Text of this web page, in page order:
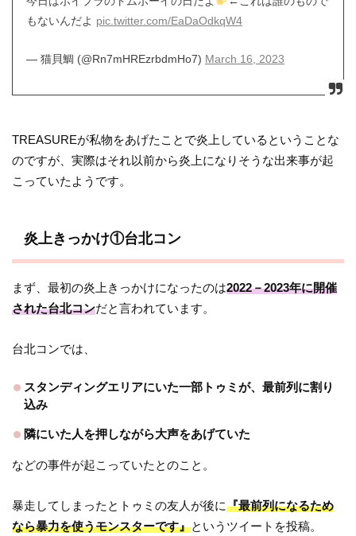
もないんだよ pic.twitter.com/EaDaOdkqW4
— 猫貝鯛 (@Rn7mHREzrbdmHo7) March 16, 2023
TREASUREが私物をあげたことで炎上しているということな
のですが、実際はそれ以前から炎上になりそうな出来事が起
こっていたようです。
炎上きっかけ①台北コン
まず、最初の炎上きっかけになったのは2022－2023年に開催
された台北コンだと言われています。
台北コンでは、
スタンディングエリアにいた一部トゥミが、最前列に割り
込み
隣にいた人を押しながら大声をあげていた
などの事件が起こっていたとのこと。
暴走してしまったとトゥミの友人が後に『最前列になるため
なら暴力を使うモンスターです』というツイートを投稿。